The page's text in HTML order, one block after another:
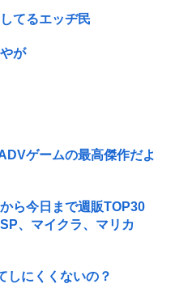
てるエッヂ民
が
ゲームの最高傑作だよ
ら今日まで週販TOP30
、マイクラ、マリカ
しにくくないの？